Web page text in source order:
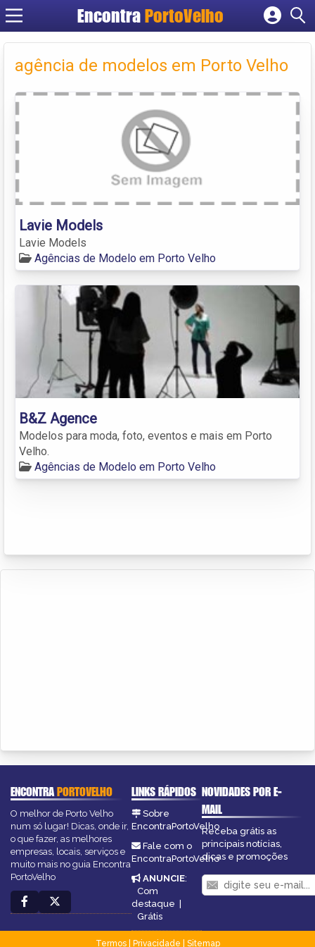
EncontraPortoVelho
Cadastrar empresa
Criar conta
agência de modelos em Porto Velho
Lavie Models
Lavie Models
Agências de Modelo em Porto Velho
B&Z Agence
Modelos para moda, foto, eventos e mais em Porto
Velho.
Agências de Modelo em Porto Velho
ENCONTRAPORTOVELHO
O melhor de Porto Velho
num só lugar! Dicas, onde ir,
o que fazer, as melhores
empresas, locais, serviços e
muito mais no guia Encontra
PortoVelho
LINKS RÁPIDOS
Sobre
EncontraPortoVelho
Fale com o
EncontraPortoVelho
ANUNCIE:
Com
destaque |
Grátis
NOVIDADES POR E-
MAIL
Receba grátis as
principais notícias,
dicas e promoções
Termos| Privacidade
Sitemap